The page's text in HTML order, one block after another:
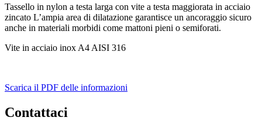
Tassello in nylon a testa larga con vite a testa maggiorata in acciaio
zincato L’ampia area di dilatazione garantisce un ancoraggio sicuro
anche in materiali morbidi come mattoni pieni o semiforati.
Vite in acciaio inox A4 AISI 316
Scarica il PDF delle informazioni
Contattaci